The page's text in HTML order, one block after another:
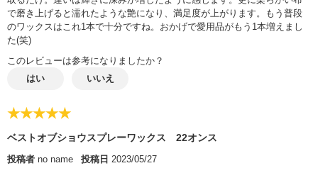
で磨き上げると濡れたような艶になり、満足度が上がります。もう普段
のワックスはこれ1本で十分ですね。おかげで愛用品がもう1本増えまし
た(笑)
このレビューは参考になりましたか？
はい
いいえ
★★★★★
ベストオブショウスプレーワックス 22オンス
投稿者 no name 投稿日 2023/05/27